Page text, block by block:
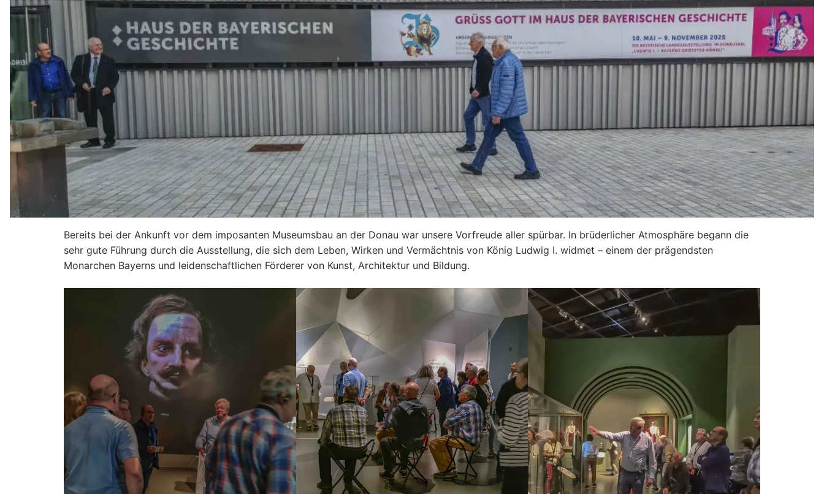
Bereits bei der Ankunft vor dem imposanten Museumsbau an der Donau war unsere Vorfreude aller spürbar. In brüderlicher Atmosphäre begann die
sehr gute Führung durch die Ausstellung, die sich dem Leben, Wirken und Vermächtnis von König Ludwig I. widmet – einem der prägendsten
Monarchen Bayerns und leidenschaftlichen Förderer von Kunst, Architektur und Bildung.